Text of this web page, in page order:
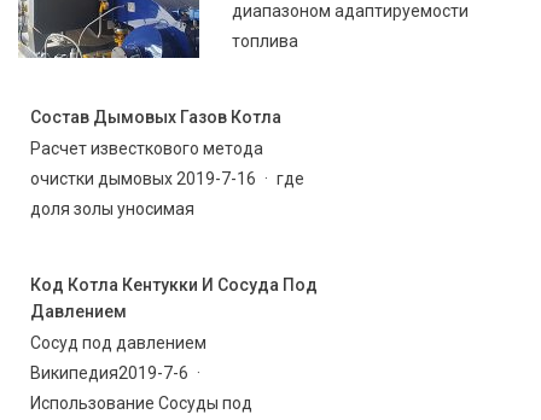
диапазоном адаптируемости
топлива
Состав Дымовых Газов Котла
Расчет известкового метода
очистки дымовых 2019-7-16 · где
доля золы уносимая
Код Котла Кентукки И Сосуда Под
Давлением
Сосуд под давлением
Википедия2019-7-6 ·
Использование Сосуды под